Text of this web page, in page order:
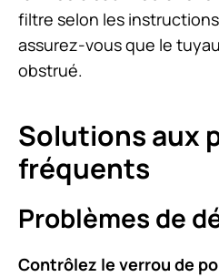
filtre selon les
assurez-vous que le
obstrué.
Solutions aux
fréquents
Problèmes de
Contrôlez le verrou de